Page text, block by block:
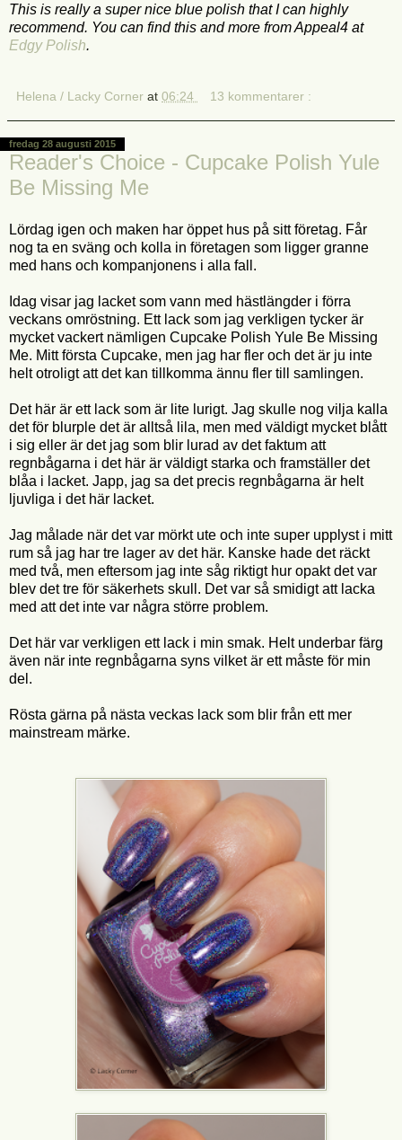
This is really a super nice blue polish that I can highly
recommend. You can find this and more from Appeal4 at
Edgy Polish.
Helena / Lacky Corner at 06:24 13 kommentarer :
fredag 28 augusti 2015
Reader's Choice - Cupcake Polish Yule
Be Missing Me
Lördag igen och maken har öppet hus på sitt företag. Får
nog ta en sväng och kolla in företagen som ligger granne
med hans och kompanjonens i alla fall.
Idag visar jag lacket som vann med hästlängder i förra
veckans omröstning. Ett lack som jag verkligen tycker är
mycket vackert nämligen Cupcake Polish Yule Be Missing
Me. Mitt första Cupcake, men jag har fler och det är ju inte
helt otroligt att det kan tillkomma ännu fler till samlingen.
Det här är ett lack som är lite lurigt. Jag skulle nog vilja kalla
det för blurple det är alltså lila, men med väldigt mycket blått
i sig eller är det jag som blir lurad av det faktum att
regnbågarna i det här är väldigt starka och framställer det
blåa i lacket. Japp, jag sa det precis regnbågarna är helt
ljuvliga i det här lacket.
Jag målade när det var mörkt ute och inte super upplyst i mitt
rum så jag har tre lager av det här. Kanske hade det räckt
med två, men eftersom jag inte såg riktigt hur opakt det var
blev det tre för säkerhets skull. Det var så smidigt att lacka
med att det inte var några större problem.
Det här var verkligen ett lack i min smak. Helt underbar färg
även när inte regnbågarna syns vilket är ett måste för min
del.
Rösta gärna på nästa veckas lack som blir från ett mer
mainstream märke.